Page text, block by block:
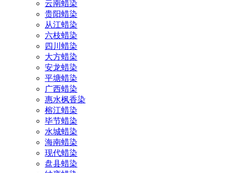
云南蜡染
贵阳蜡染
从江蜡染
六枝蜡染
四川蜡染
大方蜡染
安龙蜡染
平塘蜡染
广西蜡染
惠水枫香染
榕江蜡染
毕节蜡染
水城蜡染
海南蜡染
现代蜡染
盘县蜡染